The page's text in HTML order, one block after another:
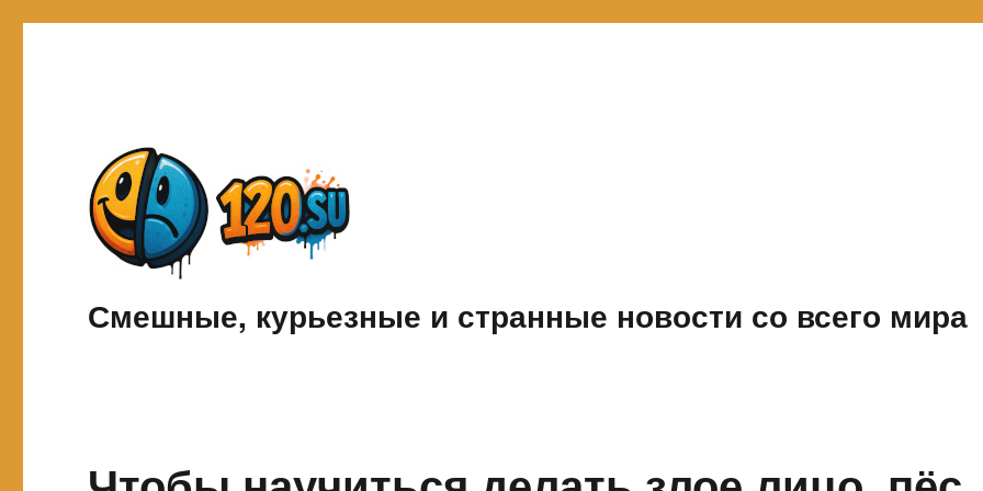
Смешные, курьезные и странные новости со всего мира